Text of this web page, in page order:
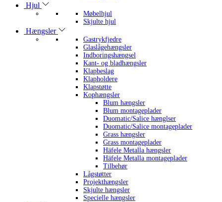
Hjul
Møbelhjul
Skjulte hjul
Hængsler
Gastrykfjedre
Glaslågehængsler
Indboringshængsel
Kant- og bladhængsler
Klapbeslag
Klapholdere
Klapstøtte
Kophængsler
Blum hængsler
Blum montageplader
Duomatic/Salice hænglser
Duomatic/Salice montageplader
Grass hængsler
Grass montageplader
Häfele Metalla hængsler
Häfele Metalla montageplader
Tilbehør
Lågstøtter
Projekthængsler
Skjulte hængsler
Specielle hængsler